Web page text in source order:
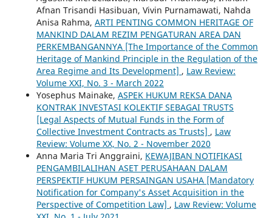
Afnan Trisandi Hasibuan, Vivin Purnamawati, Nahda
Anisa Rahma, ARTI PENTING COMMON HERITAGE OF
MANKIND DALAM REZIM PENGATURAN AREA DAN
PERKEMBANGANNYA [The Importance of the Common
Heritage of Mankind Principle in the Regulation of the
Area Regime and Its Development] , Law Review:
Volume XXI, No. 3 - March 2022
Yosephus Mainake, ASPEK HUKUM REKSA DANA
KONTRAK INVESTASI KOLEKTIF SEBAGAI TRUSTS
[Legal Aspects of Mutual Funds in the Form of
Collective Investment Contracts as Trusts] , Law
Review: Volume XX, No. 2 - November 2020
Anna Maria Tri Anggraini, KEWAJIBAN NOTIFIKASI
PENGAMBILALIHAN ASET PERUSAHAAN DALAM
PERSPEKTIF HUKUM PERSAINGAN USAHA [Mandatory
Notification for Company's Asset Acquisition in the
Perspective of Competition Law] , Law Review: Volume